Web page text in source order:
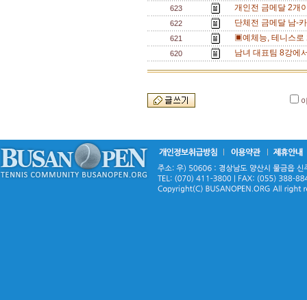
623 개인전 금메달 2개
622 단체전 금메달 남-
621 ▣예체능, 테니스로
620 남녀 대표팀 8강에